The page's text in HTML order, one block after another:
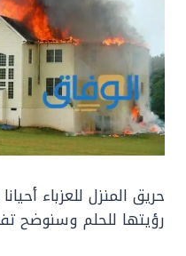
حريق المنزل للعزباء
رؤيتها للحلم وسنوضح